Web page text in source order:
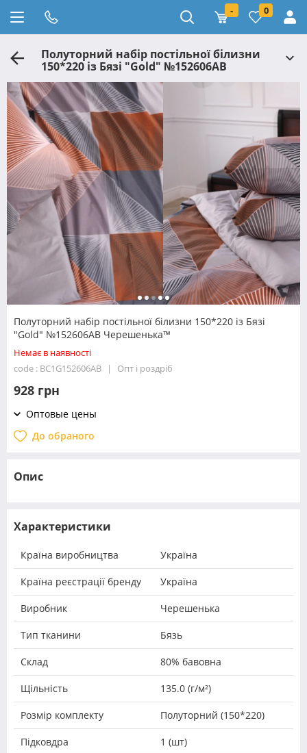
- 0
Полуторний набір постільної білизни
150*220 із Бязі "Gold" №152606АВ
Черешенька™
Полуторний набір постільної білизни 150*220 із Бязі
"Gold" №152606АВ Черешенька™
Немає в наявності
code : BC1G152606АВ
Опт і роздріб
928 грн
Оптовые цены
До обраного
Опис
Характеристики
Країна виробництва Україна
Країна реєстрації бренду Україна
Виробник Черешенька
Тип тканини Бязь
Склад 80% бавовна
Щільність 135.0 (г/м²)
Розмір комплекту Полуторний (150*220)
Підковдра 1 (шт)